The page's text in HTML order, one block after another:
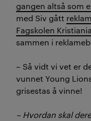
gangen altså som
med Siv gått
Fagskolen
sammen i
– Så vidt vi vet er
vunnet Young
grisestas å vinne!
– Hvordan skal